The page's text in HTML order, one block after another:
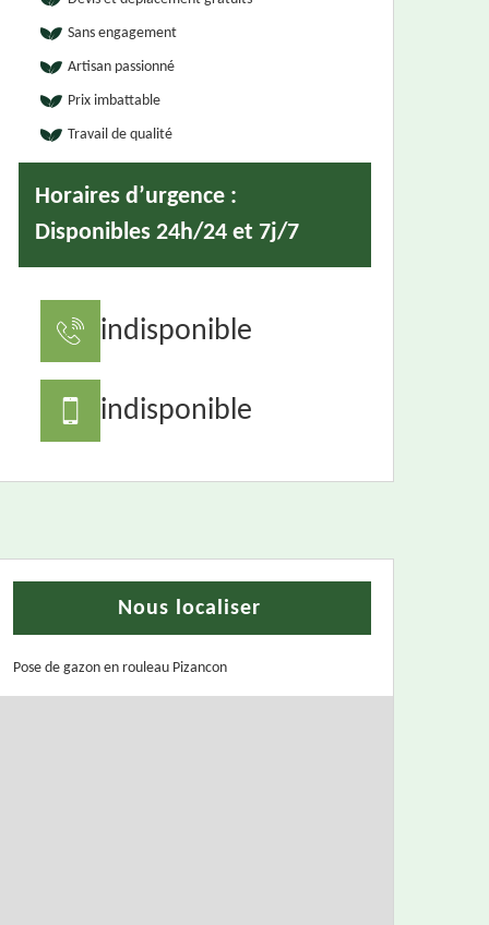
Sans engagement
Artisan passionné
Prix imbattable
Travail de qualité
Horaires d’urgence :
Disponibles 24h/24 et 7j/7
indisponible
indisponible
Nous localiser
Pose de gazon en rouleau Pizancon